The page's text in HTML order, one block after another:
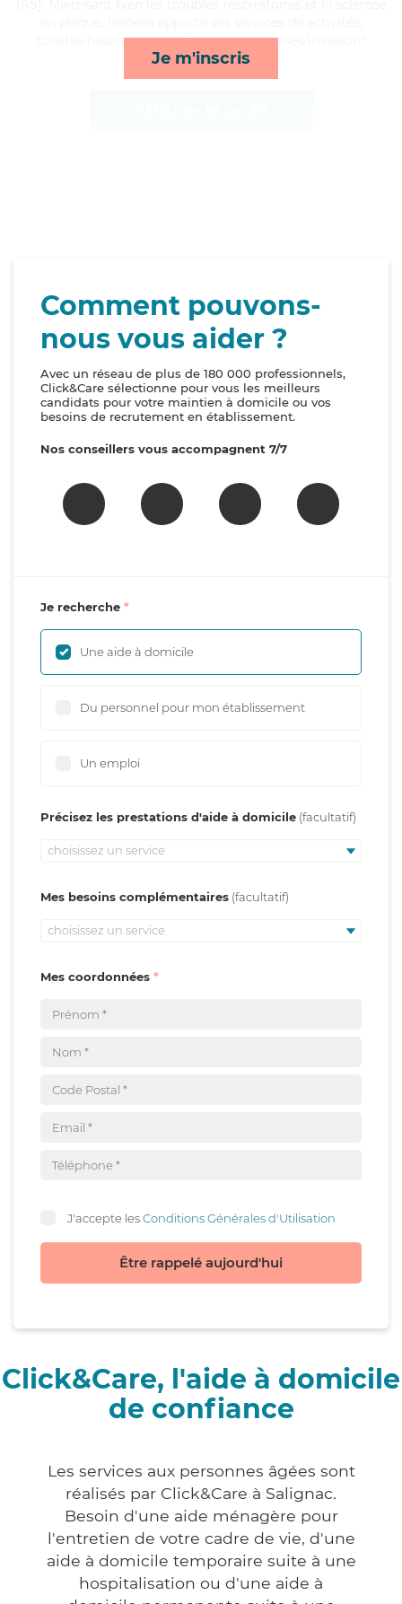
Je m'inscris
toilette/habillage, lever/coucher et courses/livraison*
Comment pouvons-
nous vous aider ?
Avec un réseau de plus de 180 000 professionnels,
Click&Care sélectionne pour vous les meilleurs
candidats pour votre maintien à domicile ou vos
besoins de recrutement en établissement.
Nos conseillers vous accompagnent 7/7
Je recherche
Une aide à domicile
Du personnel pour mon établissement
Un emploi
Précisez les prestations d'aide à domicile
choisissez un service
Mes besoins complémentaires
choisissez un service
Mes coordonnées
J'accepte lesConditions Générales d'Utilisation
Être rappelé aujourd'hui
Click&Care, l'aide à domicile
de confiance
Les services aux personnes âgées sont
réalisés par Click&Care à Salignac.
Besoin d'une aide ménagère pour
l'entretien de votre cadre de vie, d'une
aide à domicile temporaire suite à une
hospitalisation ou d'une aide à